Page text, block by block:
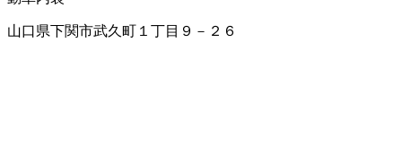
山口県下関市武久町１丁目９－２６